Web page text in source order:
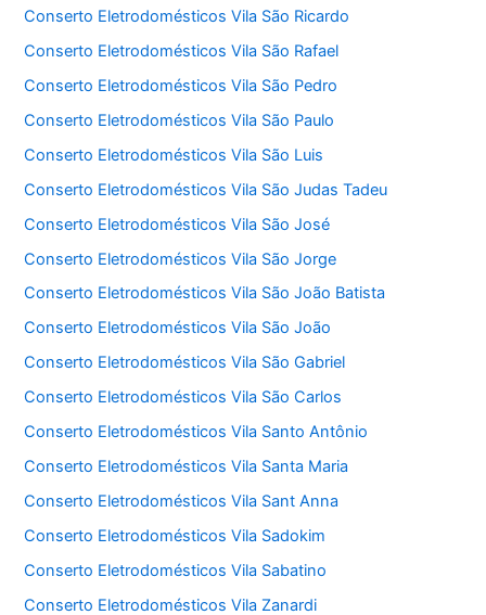
Conserto Eletrodomésticos Vila São Ricardo
Conserto Eletrodomésticos Vila São Rafael
Conserto Eletrodomésticos Vila São Pedro
Conserto Eletrodomésticos Vila São Paulo
Conserto Eletrodomésticos Vila São Luis
Conserto Eletrodomésticos Vila São Judas Tadeu
Conserto Eletrodomésticos Vila São José
Conserto Eletrodomésticos Vila São Jorge
Conserto Eletrodomésticos Vila São João Batista
Conserto Eletrodomésticos Vila São João
Conserto Eletrodomésticos Vila São Gabriel
Conserto Eletrodomésticos Vila São Carlos
Conserto Eletrodomésticos Vila Santo Antônio
Conserto Eletrodomésticos Vila Santa Maria
Conserto Eletrodomésticos Vila Sant Anna
Conserto Eletrodomésticos Vila Sadokim
Conserto Eletrodomésticos Vila Sabatino
Conserto Eletrodomésticos Vila Zanardi